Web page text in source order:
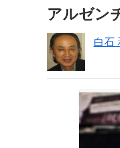
アルゼン
白石